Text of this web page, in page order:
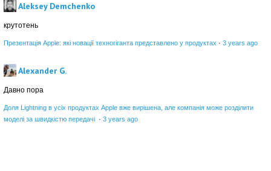
Aleksey Demchenko
крутотень
Презентація Apple: які новації техногіганта представлено у продуктах · 3 years ago
Alexander G.
Давно пора
Доля Lightning в усіх продуктах Apple вже вирішена, але компанія може розділити
моделі за швидкістю передачі · 3 years ago